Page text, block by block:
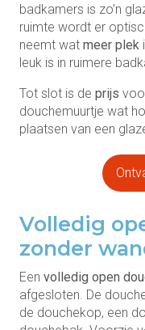
badkamers is zo’n
ruimte wordt er
neemt wat meer plek
leuk is in ruimere
Tot slot is de prijs
douchemuurtje wat
plaatsen van een
Volledig
zonder
Een volledig open
afgesloten. De
de douchekop, een